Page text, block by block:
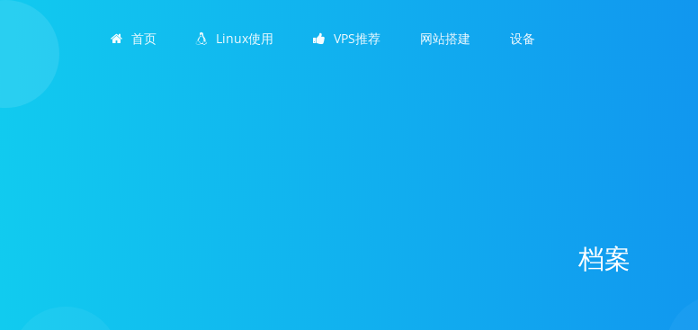
首页 Linux使用 VPS推荐 网站搭建 设备
档案